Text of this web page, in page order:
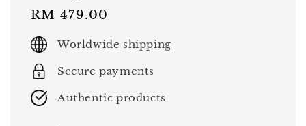
Regular
price
RM 479.00
Worldwide shipping
Secure payments
Authentic products